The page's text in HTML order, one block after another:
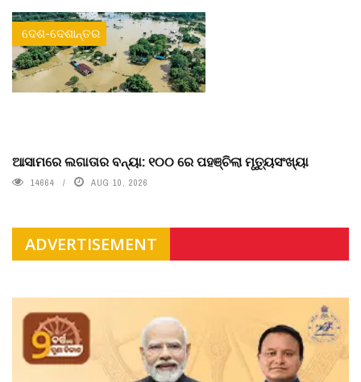
ଦେଶ-ଦେଶାନ୍ତର
ଆସାମରେ ଲଗାତାର ବନ୍ୟା: ୧୦୦ ରେ ପହଞ୍ଚିଲା ମୃତ୍ୟୁସଂଖ୍ୟା
14664 AUG 10, 2026
ADVERTISEMENT